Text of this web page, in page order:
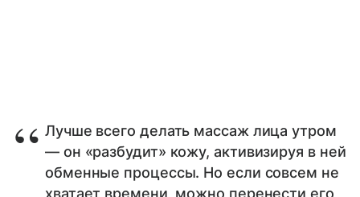
Лучше всего делать массаж лица утром
— он «разбудит» кожу, активизируя в ней
обменные процессы. Но если совсем не
хватает времени, можно перенести его